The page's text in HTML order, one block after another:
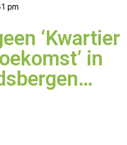
pm
‘Kwartier
in